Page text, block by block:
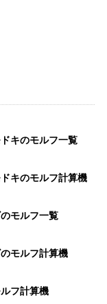
キのモルフ一覧
キのモルフ計算機
モルフ一覧
モルフ計算機
フ計算機